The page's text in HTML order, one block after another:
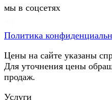
мы в соцсетях
Политика
Цены на сайте указаны
Для уточнения цены
продаж.
Услуги